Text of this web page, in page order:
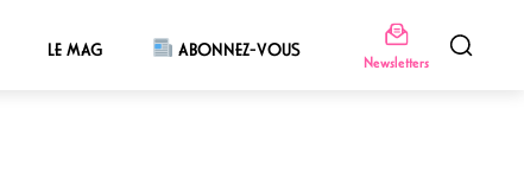
LE MAG ABONNEZ-VOUS
Newsletters